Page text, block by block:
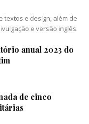
textos e design, além de
e versão inglês.
anual 2023 do
de cinco